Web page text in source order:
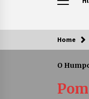
Home
O